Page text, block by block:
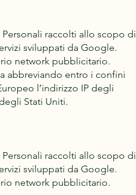
raccolti allo scopo di
sviluppati da Google.
network pubblicitario.
abbreviando entro i confini
l’indirizzo IP degli
Stati Uniti.
raccolti allo scopo di
sviluppati da Google.
network pubblicitario.